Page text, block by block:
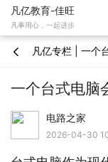
凡亿教育-佳旺
凡事用心，一起进步
 凡亿专栏 | 一个
一个台式电脑
电路之家
2026-04-30